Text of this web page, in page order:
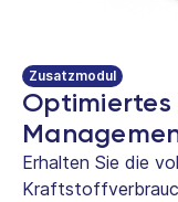
Zusatzmodul
Erhalten Sie die